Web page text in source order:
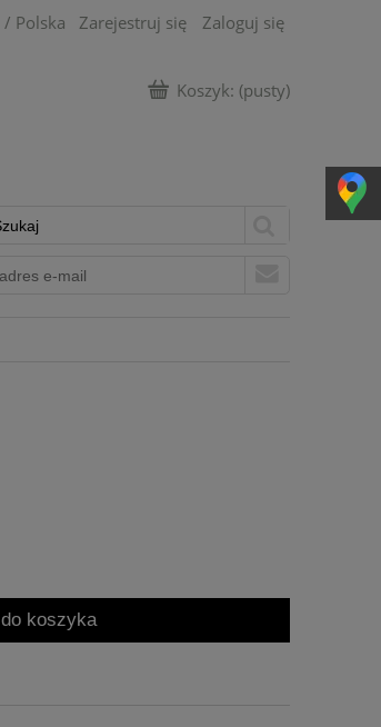
Zarejestruj się Zaloguj się
Koszyk: (pusty)
do koszyka